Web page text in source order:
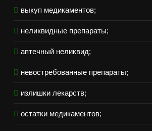
выкуп медикаментов;
неликвидные препараты;
аптечный неликвид;
невостребованные препараты;
излишки лекарств;
остатки медикаментов;